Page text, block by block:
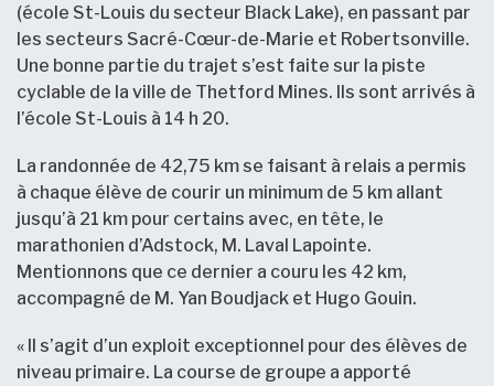
(école St-Louis du secteur Black Lake), en passant par
les secteurs Sacré-Cœur-de-Marie et Robertsonville.
Une bonne partie du trajet s’est faite sur la piste
cyclable de la ville de Thetford Mines. Ils sont arrivés à
l’école St-Louis à 14 h 20.
La randonnée de 42,75 km se faisant à relais a permis
à chaque élève de courir un minimum de 5 km allant
jusqu’à 21 km pour certains avec, en tête, le
marathonien d’Adstock, M. Laval Lapointe.
Mentionnons que ce dernier a couru les 42 km,
accompagné de M. Yan Boudjack et Hugo Gouin.
« Il s’agit d’un exploit exceptionnel pour des élèves de
niveau primaire. La course de groupe a apporté